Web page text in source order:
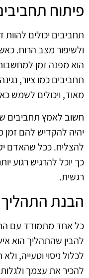
פיתוח
תחביבים יכולים
ולשיפור מצב הרוח.
הוא מפנה זמן
תחביבים כמו ציור,
מאוד, ויכולים לשמש
חשוב לאמץ תחביבים
יהיה להקדיש להם זמן
להצליח. ככל שהאדם
כך יוכל להרגיש רגוע
רגשית.
הבנת התהליך
כל אחד מתמודד עם
להבין שהתהליך הוא
לכלול ניסוי וטעייה,
להכיר את עצמך